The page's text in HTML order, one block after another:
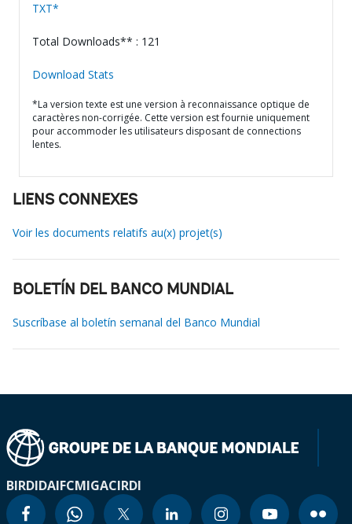
TXT*
Total Downloads** : 121
Download Stats
*La version texte est une version à reconnaissance optique de
caractères non-corrigée. Cette version est fournie uniquement
pour accommoder les utilisateurs disposant de connections
lentes.
LIENS CONNEXES
Voir les documents relatifs au(x) projet(s)
BOLETÍN DEL BANCO MUNDIAL
Suscríbase al boletín semanal del Banco Mundial
BIRDIDAIFCMIGACIRDI